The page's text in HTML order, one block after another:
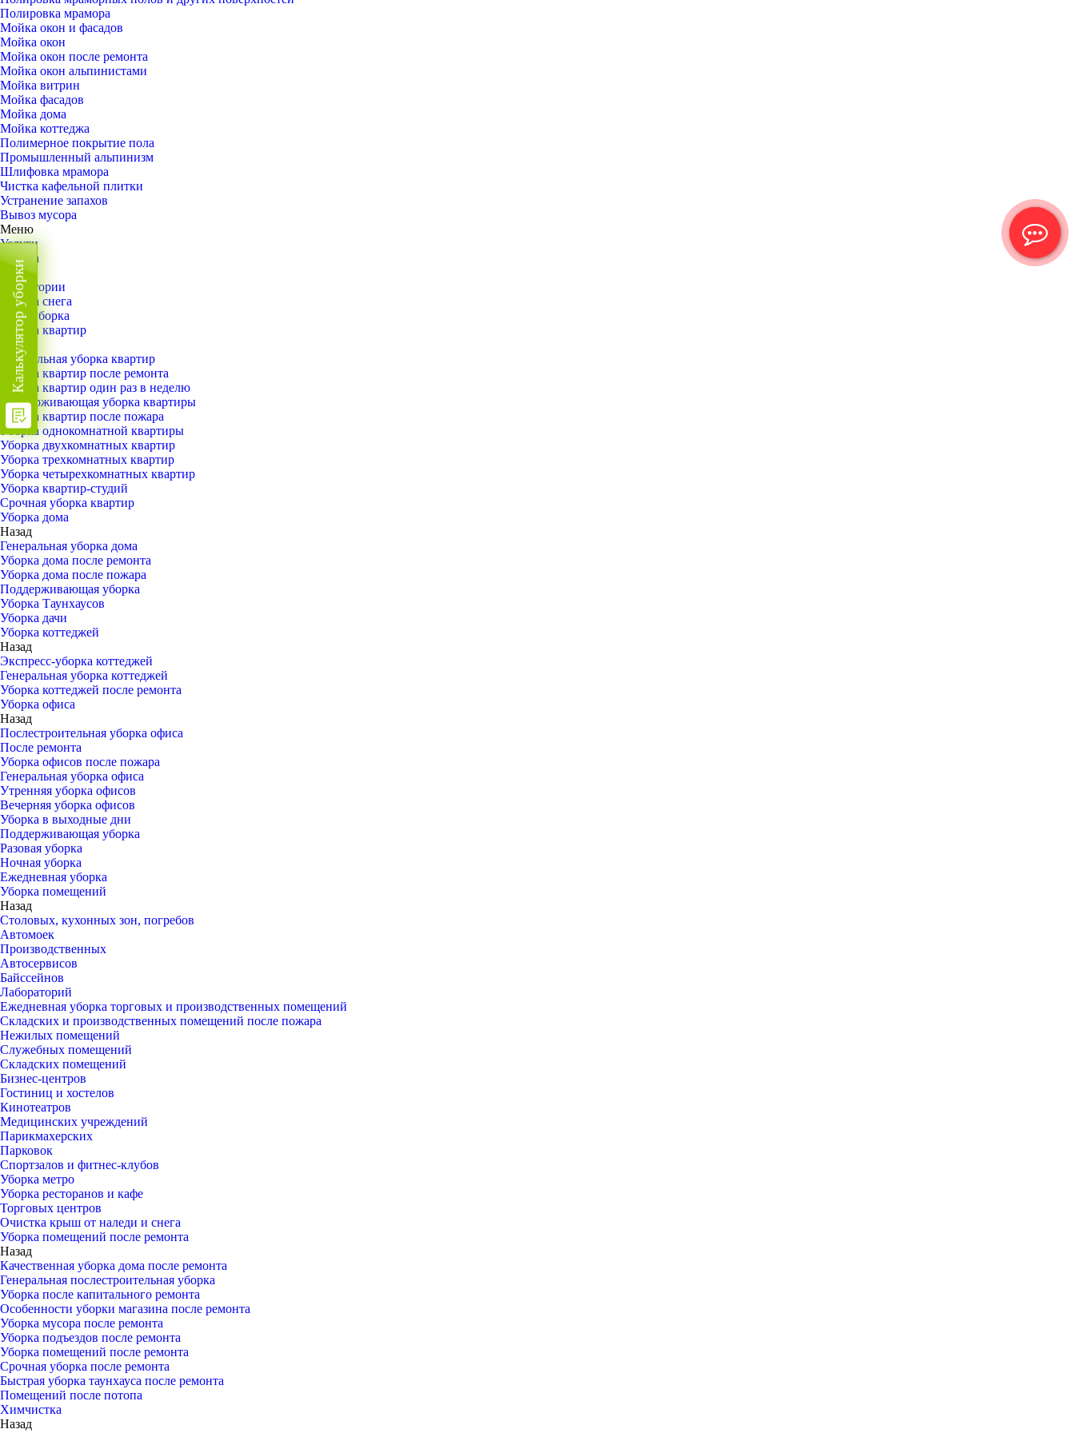
Полировка мрамора
Мойка окон и фасадов
Мойка окон
Мойка окон после ремонта
Мойка окон альпинистами
Мойка витрин
Мойка фасадов
Мойка дома
Мойка коттеджа
Полимерное покрытие пола
Промышленный альпинизм
Шлифовка мрамора
Чистка кафельной плитки
Устранение запахов
Вывоз мусора
Меню
Услуги
Уборка
Назад
Территории
Уборка снега
ВИП-уборка
Уборка квартир
Назад
Генеральная уборка квартир
Уборка квартир после ремонта
Уборка квартир один раз в неделю
Поддерживающая уборка квартиры
Уборка квартир после пожара
Уборка однокомнатной квартиры
Уборка двухкомнатных квартир
Уборка трехкомнатных квартир
Уборка четырехкомнатных квартир
Уборка квартир-студий
Срочная уборка квартир
Уборка дома
Назад
Генеральная уборка дома
Уборка дома после ремонта
Уборка дома после пожара
Поддерживающая уборка
Уборка Таунхаусов
Уборка дачи
Уборка коттеджей
Назад
Экспресс-уборка коттеджей
Генеральная уборка коттеджей
Уборка коттеджей после ремонта
Уборка офиса
Назад
Послестроительная уборка офиса
После ремонта
Уборка офисов после пожара
Генеральная уборка офиса
Утренняя уборка офисов
Вечерняя уборка офисов
Уборка в выходные дни
Поддерживающая уборка
Разовая уборка
Ночная уборка
Ежедневная уборка
Уборка помещений
Назад
Столовых, кухонных зон, погребов
Автомоек
Производственных
Автосервисов
Байссейнов
Лабораторий
Ежедневная уборка торговых и производственных помещений
Складских и производственных помещений после пожара
Нежилых помещений
Служебных помещений
Складских помещений
Бизнес-центров
Гостиниц и хостелов
Кинотеатров
Медицинских учреждений
Парикмахерских
Парковок
Спортзалов и фитнес-клубов
Уборка метро
Уборка ресторанов и кафе
Торговых центров
Очистка крыш от наледи и снега
Уборка помещений после ремонта
Назад
Качественная уборка дома после ремонта
Генеральная послестроительная уборка
Уборка после капитального ремонта
Особенности уборки магазина после ремонта
Уборка мусора после ремонта
Уборка подъездов после ремонта
Уборка помещений после ремонта
Срочная уборка после ремонта
Быстрая уборка таунхауса после ремонта
Помещений после потопа
Химчистка
Назад
Калькулятор уборки